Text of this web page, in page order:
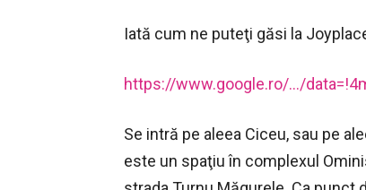
Iată cum ne puteţi găsi la
https://www.google.ro/…/
Se intră pe aleea Ciceu, sau pe
este un spaţiu în complexul